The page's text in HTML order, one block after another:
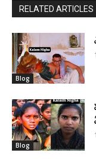
RELATED ARTICLES
Blog
Blog